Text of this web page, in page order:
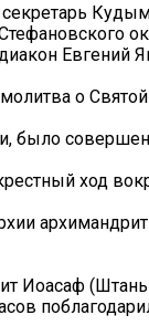
Евгений
о
было
ход
Иоасаф